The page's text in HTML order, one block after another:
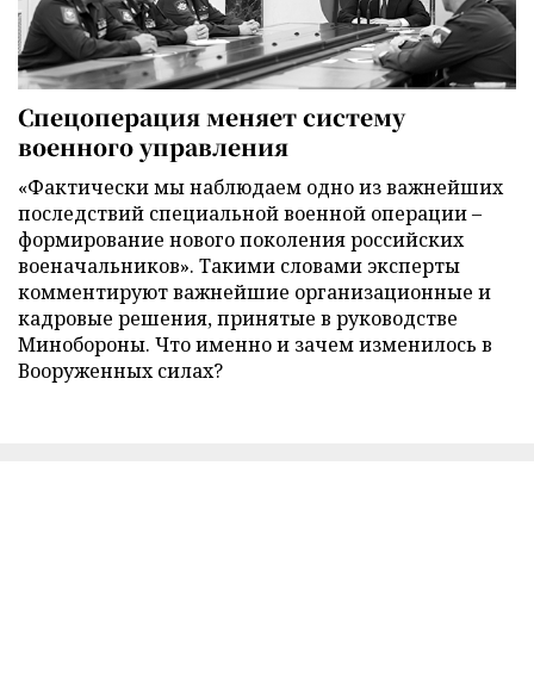
Спецоперация меняет систему
военного управления
«Фактически мы наблюдаем одно из важнейших
последствий специальной военной операции –
формирование нового поколения российских
военачальников». Такими словами эксперты
комментируют важнейшие организационные и
кадровые решения, принятые в руководстве
Минобороны. Что именно и зачем изменилось в
Вооруженных силах?